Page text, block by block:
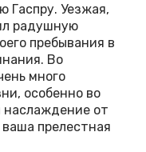
Гаспру. Уезжая,
радушную
пребывания в
Во
много
особенно во
наслаждение от
прелестная